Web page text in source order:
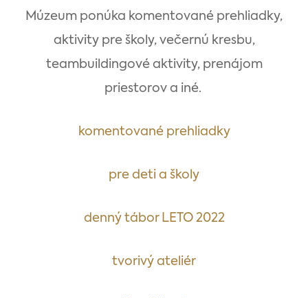
Múzeum ponúka komentované prehliadky,
aktivity pre školy, večernú kresbu,
teambuildingové aktivity, prenájom
priestorov a iné.
komentované prehliadky
pre deti a školy
denný tábor LETO 2022
tvorivý ateliér